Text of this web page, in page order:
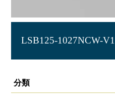
LSB125-1027NCW-V1
分類